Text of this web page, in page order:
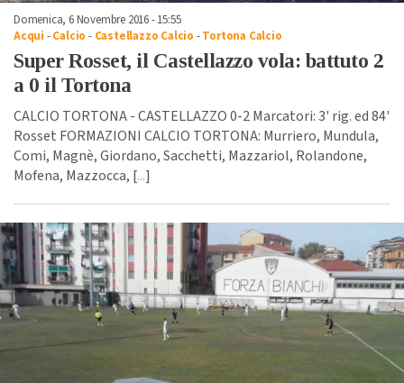
Domenica, 6 Novembre 2016 - 15:55
Acqui -Calcio - Castellazzo Calcio -Tortona Calcio
Super Rosset, il Castellazzo vola: battuto 2
a 0 il Tortona
CALCIO TORTONA - CASTELLAZZO 0-2 Marcatori: 3' rig. ed 84'
Rosset FORMAZIONI CALCIO TORTONA: Murriero, Mundula,
Comi, Magnè, Giordano, Sacchetti, Mazzariol, Rolandone,
Mofena, Mazzocca, [...]